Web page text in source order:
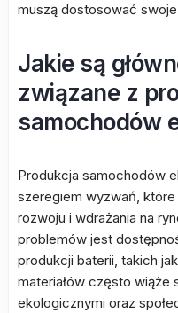
muszą dostosować
Jakie są
związane z
samochodów
Produkcja samochodów
szeregiem wyzwań, które
rozwoju i wdrażania na
problemów jest
produkcji baterii, takich
materiałów często wiąże
ekologicznymi oraz